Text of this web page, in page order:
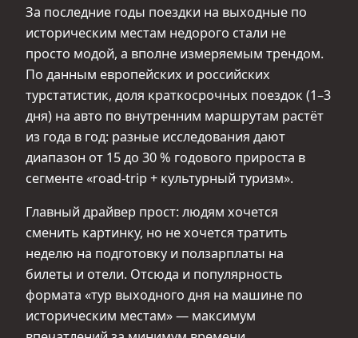
За последние годы поездки на выходные по
историческим местам недорого стали не
просто модой, а вполне измеряемым трендом.
По данным европейских и российских
турстатистик, доля краткосрочных поездок (1–3
дня) на авто по внутренним маршрутам растёт
из года в год: разные исследования дают
диапазон от 15 до 30 % годового прироста в
сегменте «road-trip + культурный туризм».
Главный драйвер прост: людям хочется
сменить картинку, но не хочется тратить
неделю на подготовку и ползарплаты на
билеты и отели. Отсюда и популярность
формата «тур выходного дня на машине по
историческим местам» — максимум